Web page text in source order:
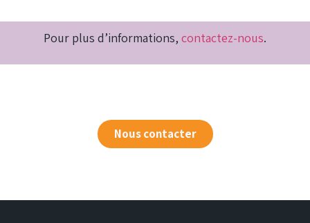
Pour plus d’informations, contactez-nous.
Nous contacter